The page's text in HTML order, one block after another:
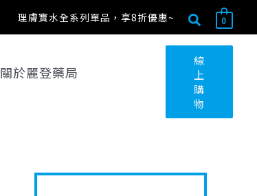
理膚寶水全系列單品，享8折優惠~
搜
尋
0
關於麗登藥局
線
上
購
物
搜
尋
鍵